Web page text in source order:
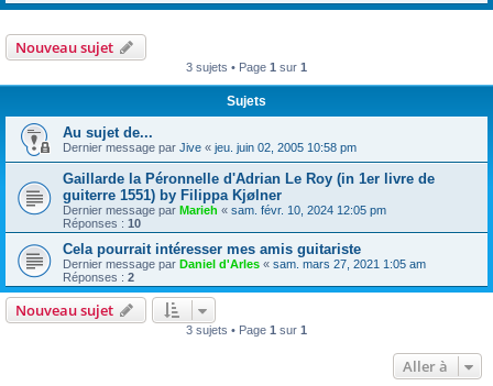
Nouveau sujet
3 sujets • Page 1 sur 1
Sujets
Au sujet de...
Dernier message par Jive « jeu. juin 02, 2005 10:58 pm
Gaillarde la Péronnelle d'Adrian Le Roy (in 1er livre de
guiterre 1551) by Filippa Kjølner
Dernier message par Marieh « sam. févr. 10, 2024 12:05 pm
Réponses : 10
Cela pourrait intéresser mes amis guitariste
Dernier message par Daniel d'Arles « sam. mars 27, 2021 1:05 am
Réponses : 2
Nouveau sujet
3 sujets • Page 1 sur 1
Aller à